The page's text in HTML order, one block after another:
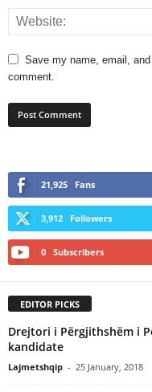
Save my name, email,
comment.
21,925 Fans
3,912 Followers
0 Subscribers
EDITOR PICKS
Drejtori i Përgjithshëm i
kandidate
Lajmetshqip - 25 January, 2018